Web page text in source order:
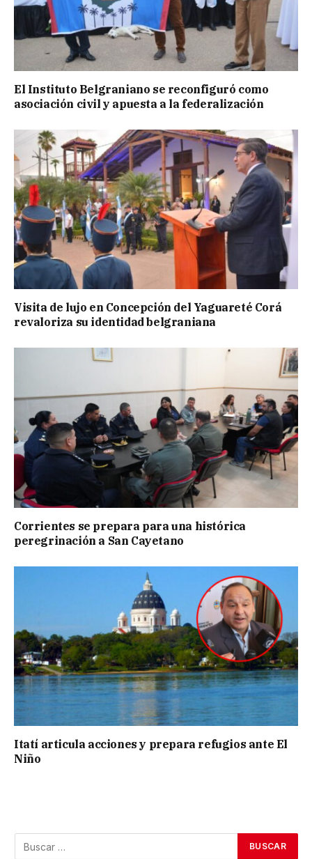
El Instituto Belgraniano se reconfiguró como
asociación civil y apuesta a la federalización
Visita de lujo en Concepción del Yaguareté Corá
revaloriza su identidad belgraniana
Corrientes se prepara para una histórica
peregrinación a San Cayetano
Itatí articula acciones y prepara refugios ante El
Niño